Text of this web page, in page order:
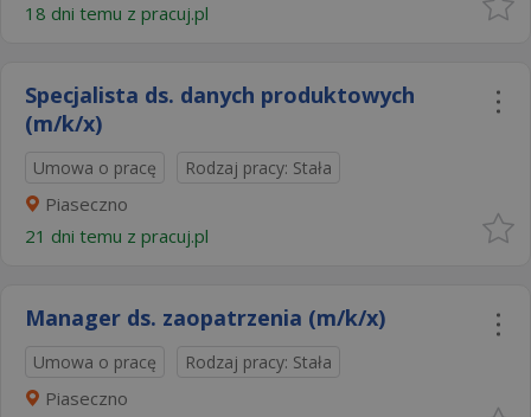
18 dni temu z pracuj.pl
Specjalista ds. danych produktowych
(m/k/x)
Umowa o pracę Rodzaj pracy: Stała
Piaseczno
21 dni temu z pracuj.pl
Manager ds. zaopatrzenia (m/k/x)
Umowa o pracę Rodzaj pracy: Stała
Piaseczno